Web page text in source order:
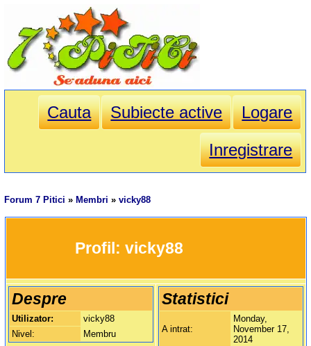
Cauta Subiecte active
Logare
Inregistrare
Forum 7 Pitici » Membri »vicky88
		Profil:
vicky88
Despre
Utilizator:
vicky88
Nivel:
Membru
Statistici
A intrat:
Monday,
November 17,
2014